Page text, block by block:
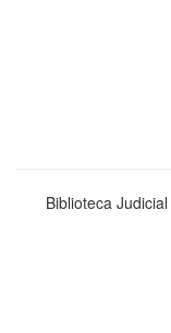
Biblioteca Judicial